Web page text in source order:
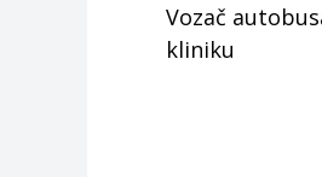
Vozač
kliniku